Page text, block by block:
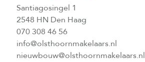
Santiagosingel 1
2548 HN Den Haag
070 308 46 56
info@olsthoornmakelaars.nl
nieuwbouw@olsthoornmakelaars.nl